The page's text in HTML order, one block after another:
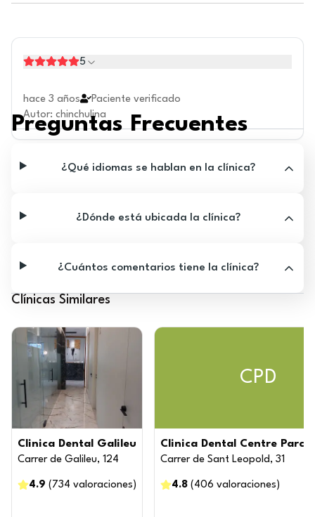
5
hace 3 años
Paciente verificado
Autor: chinchulina
Preguntas Frecuentes
¿Qué idiomas se hablan en la clínica?
¿Dónde está ubicada la clínica?
¿Cuántos comentarios tiene la clínica?
Clínicas Similares
Clinica Dental Galileu
Carrer de Galileu, 124
4.9 ( 734 valoraciones )
CPD
Clinica Dental Centre Parc
Carrer de Sant Leopold, 31
4.8 ( 406 valoraciones )